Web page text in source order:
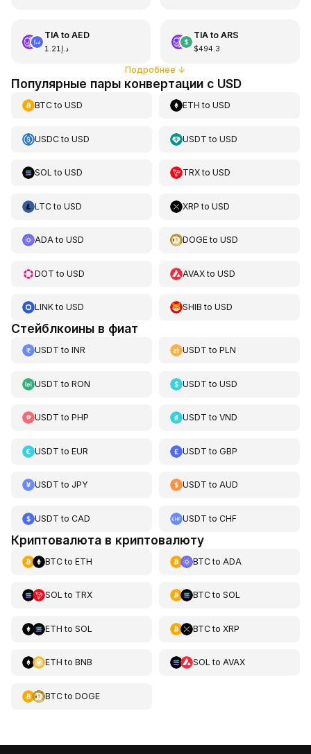
TIAto AED
د.إ1.21
TIAto ARS
$494.3
Подробнее ↓
Популярные пары конвертации с USD
BTCto USD ETH toUSD
USDCto USD USDT toUSD
SOL to USD TRXtoUSD
LTCto USD XRP toUSD
ADAto USD DOGEtoUSD
DOT to USD AVAXtoUSD
LINKto USD SHIB toUSD
Стейблкоины в фиат
USDT to INR USDT toPLN
USDT to RON USDT toUSD
USDT to PHP USDT toVND
USDT to EUR USDT toGBP
USDT to JPY USDT toAUD
USDT to CAD USDT toCHF
Криптовалюта в криптовалюту
BTCto ETH BTCto ADA
SOL to TRX BTCto SOL
ETH to SOL BTCto XRP
ETH to BNB SOL to AVAX
BTCto DOGE